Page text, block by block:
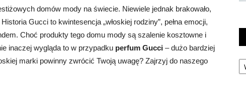
domów mody na świecie. Niewiele jednak brakowało,
Gucci to kwintesencja „włoskiej rodziny”, pełna emocji,
Choć produkty tego domu mody są szalenie kosztowne i
inaczej wygląda to w przypadku perfum Gucci – dużo bardziej
marki powinny zwrócić Twoją uwagę? Zajrzyj do naszego